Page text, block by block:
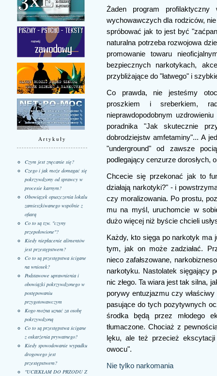
Artykuły
Czym jest znęcanie się?
Czego i jak może domagać się
pokrzywdzony od sprawcy w
procesie karnym?
Obowiązek opuszczenia lokalu
zamieszkiwanego wspólnie z
ofiarą
Co to są tzw. "czyny
przepołowione"?
Kiedy niepłacenie alimentów
jest przestępstwem?
Co to są przestępstwa ścigane
na wniosek?
Podstawowe uprawnienia i
obowiązki pokrzywdzonego w
postępowaniu
przygotowawczym
Kogo można uznać za osobę
pokrzywdzoną
Co to są przestępstwa ścigane
z oskarżenia prywatnego?
Kiedy spowodowanie wypadku
drogowego jest
przestępstwem?
"UCIEKŁAM DO PRZODU Z
Żaden program
wychowawczych dla rodziców,
spróbować jak to jest być
naturalna potrzeba rozwojowa
promowanie towaru
bezpiecznych narkotykach,
przybliżające do "łatwego" i
Co prawda, nie jesteśmy
proszkiem i sreberkiem,
nieprawdopodobnym
poradnika "Jak skutecznie
dobrodziejstw amfetaminy"... A
"underground" od zawsze
podlegający cenzurze dorosłych,
Chcecie się przekonać jak to
działają narkotyki?" - i
czy moralizowania. Po prostu,
mu na myśl, uruchomcie w
dużo więcej niż byście chcieli
Każdy, kto sięga po narkotyk ma
tym, jak on może zadziałać.
nieco zafałszowane,
narkotyku. Nastolatek sięgający
nic złego. Ta wiara jest tak silna,
porywy entuzjazmu czy
pasujące do tych pozytywnych
środka będą przez młodego
tłumaczone. Chociaż z
lęku, ale też przecież
owocu".
Nie tylko narkomania